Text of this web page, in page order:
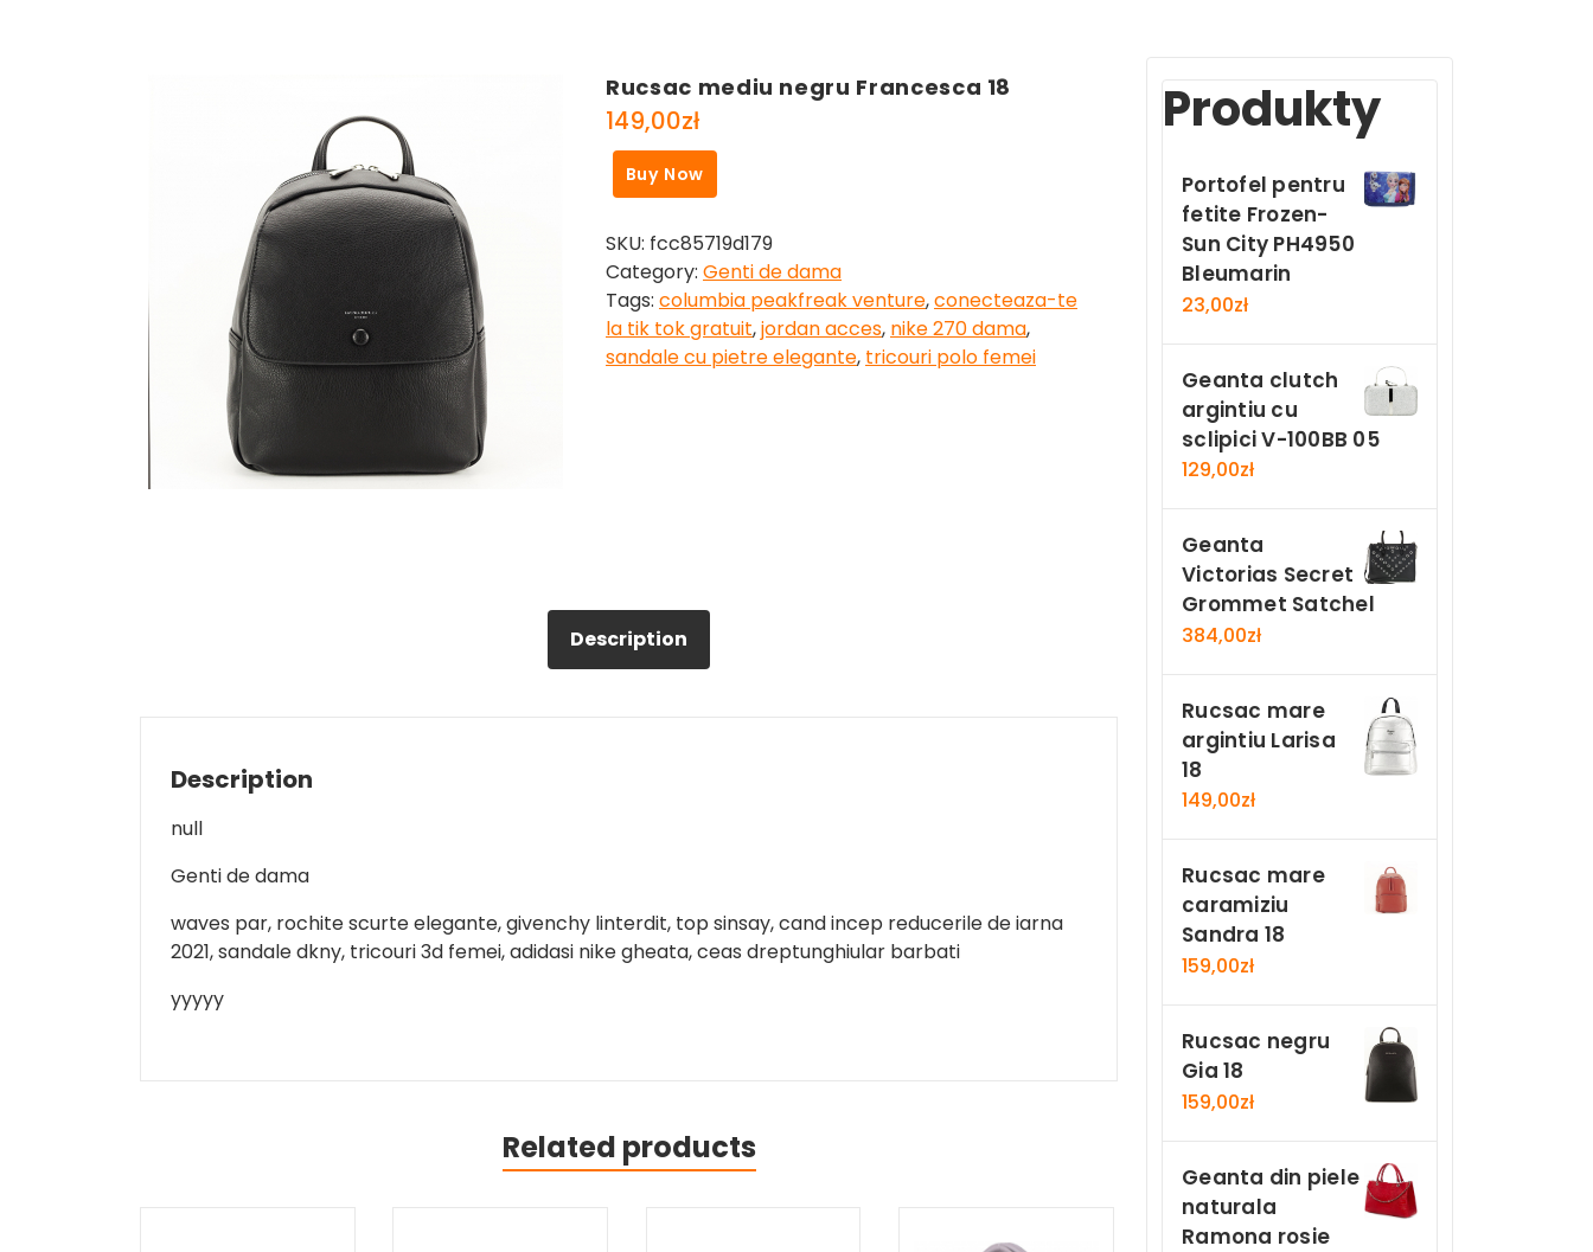
Rucsac mediu negru Francesca 18
149,00zł
Buy Now
SKU: fcc85719d179
Category: Genti de dama
Tags: columbia peakfreak venture,conecteaza-te
la tik tok gratuit,jordan acces, nike 270 dama,
sandale cu pietre elegante, tricouri polo femei
Description
Description
null
Genti de dama
waves par, rochite scurte elegante, givenchy linterdit, top sinsay, cand incep reducerile de iarna
2021, sandale dkny, tricouri 3d femei, adidasi nike gheata, ceas dreptunghiular barbati
yyyyy
Related products
Produkty
Portofel pentru
fetite Frozen-
Sun City PH4950
Bleumarin
23,00zł
Geanta clutch
argintiu cu
sclipici V-100BB 05
129,00zł
Geanta
Victorias Secret
Grommet Satchel
384,00zł
Rucsac mare
argintiu Larisa
18
149,00zł
Rucsac mare
caramiziu
Sandra 18
159,00zł
Rucsac negru
Gia 18
159,00zł
Geanta din piele
naturala
Ramona rosie